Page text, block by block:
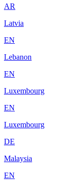
AR
Latvia
EN
Lebanon
EN
Luxembourg
EN
Luxembourg
DE
Malaysia
EN